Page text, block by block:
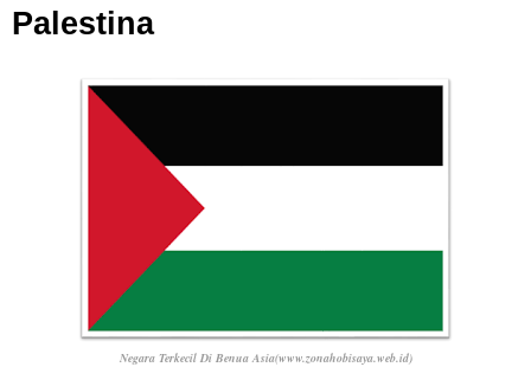
Palestina
Negara Terkecil Di Benua Asia(www.zonahobisaya.web.id)